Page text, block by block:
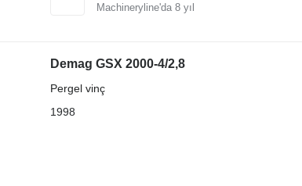
Machineryline'da 8yıl
Demag GSX 2000-4/2,8
Pergel vinç
1998